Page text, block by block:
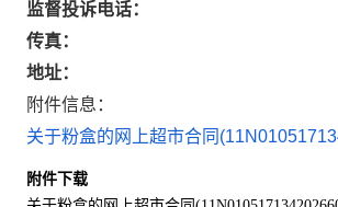
监督投诉电话：
传真：
地址：
附件信息：
关于粉盒的网上超市合同
附件下载